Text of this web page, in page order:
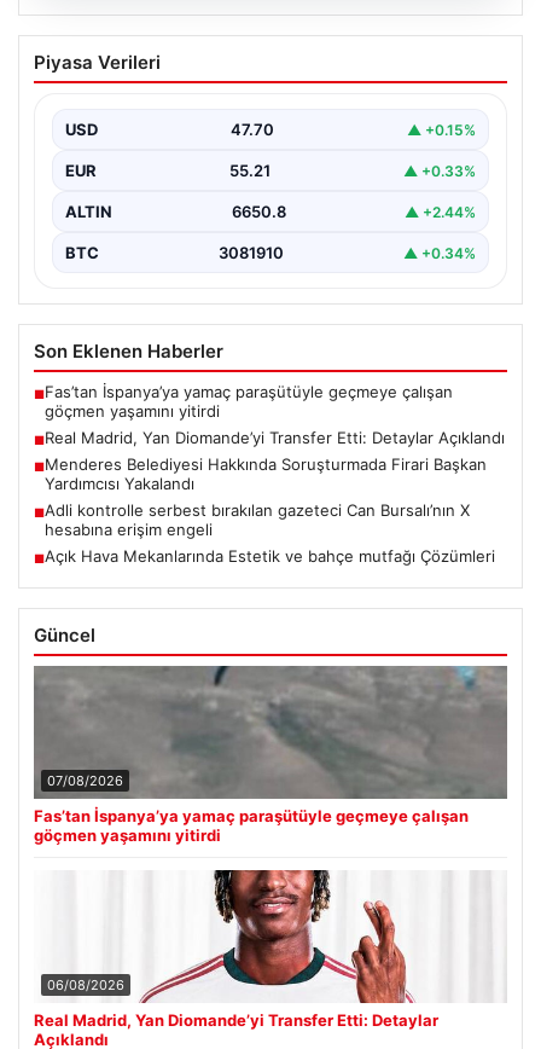
07.08.2026
Fas’tan İspanya’ya yamaç paraşütüyle
geçmeye çalışan göçmen yaşamını
Piyasa Verileri
USD 47.70 ▲ +0.15%
EUR 55.21 ▲ +0.33%
ALTIN 6650.8 ▲ +2.44%
BTC 3081910 ▲ +0.34%
Son Eklenen Haberler
■Fas’tan İspanya’ya yamaç paraşütüyle geçmeye çalışan
göçmen yaşamını yitirdi
■Real Madrid, Yan Diomande’yi Transfer Etti: Detaylar Açıklandı
■Menderes Belediyesi Hakkında Soruşturmada Firari Başkan
Yardımcısı Yakalandı
■Adli kontrolle serbest bırakılan gazeteci Can Bursalı’nın X
hesabına erişim engeli
■Açık Hava Mekanlarında Estetik ve bahçe mutfağı Çözümleri
Güncel
07/08/2026
Fas’tan İspanya’ya yamaç paraşütüyle geçmeye çalışan
göçmen yaşamını yitirdi
06/08/2026
Real Madrid, Yan Diomande’yi Transfer Etti: Detaylar
Açıklandı